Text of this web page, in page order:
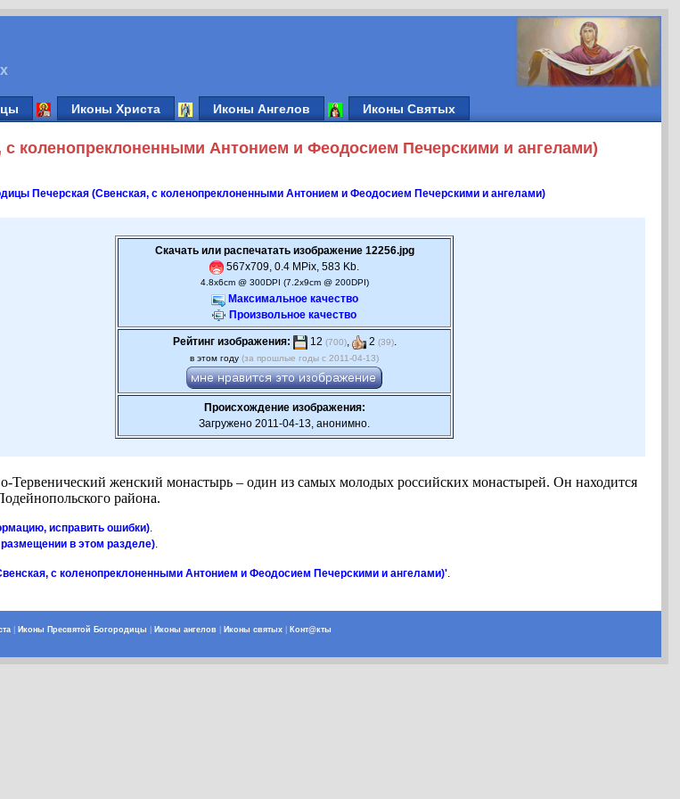
Иконы Христа Иконы Ангелов Иконы Святых
коленопреклоненными Антонием и Феодосием Печерскими и ангелами)
Печерская (Свенская, с коленопреклоненными Антонием и Феодосием Печерскими и ангелами)
Скачать или распечатать изображение 12256.jpg
567x709, 0.4 MPix, 583 Kb.
4.8x6cm @ 300DPI (7.2x9cm @ 200DPI)
Максимальное качество
Произвольное качество
Рейтинг изображения: 12 (700), 2 (39).
в этом году(за прошлые годы с 2011-04-13)
Происхождение изображения:
Загружено 2011-04-13, анонимно.
Тервенический женский монастырь – один из самых молодых российских монастырей. Он находится
района.
исправить ошибки).
в этом разделе).
с коленопреклоненными Антонием и Феодосием Печерскими и ангелами)'.
Иконы Пресвятой Богородицы Иконы ангелов Иконы святых Конт@кты